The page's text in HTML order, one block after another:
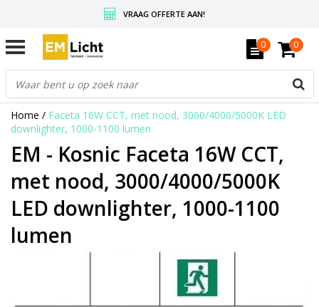
VRAAG OFFERTE AAN!
GRATIS VERZENDING BOVEN DE € 350,-
WEDERVERKOPERS KRIJGEN ALTIJD KORTING, INFORMEER!
0 0
Home / Faceta 16W CCT, met nood, 3000/4000/5000K LED
downlighter, 1000-1100 lumen
EM - Kosnic Faceta 16W CCT,
met nood, 3000/4000/5000K
LED downlighter, 1000-1100
lumen